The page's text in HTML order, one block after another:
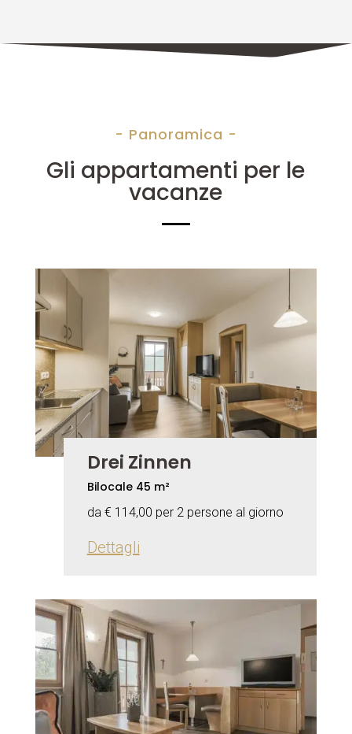
- Panoramica -
Gli appartamenti per le
vacanze
Drei Zinnen
Bilocale 45 m²
da € 114,00 per 2 persone al giorno
Dettagli